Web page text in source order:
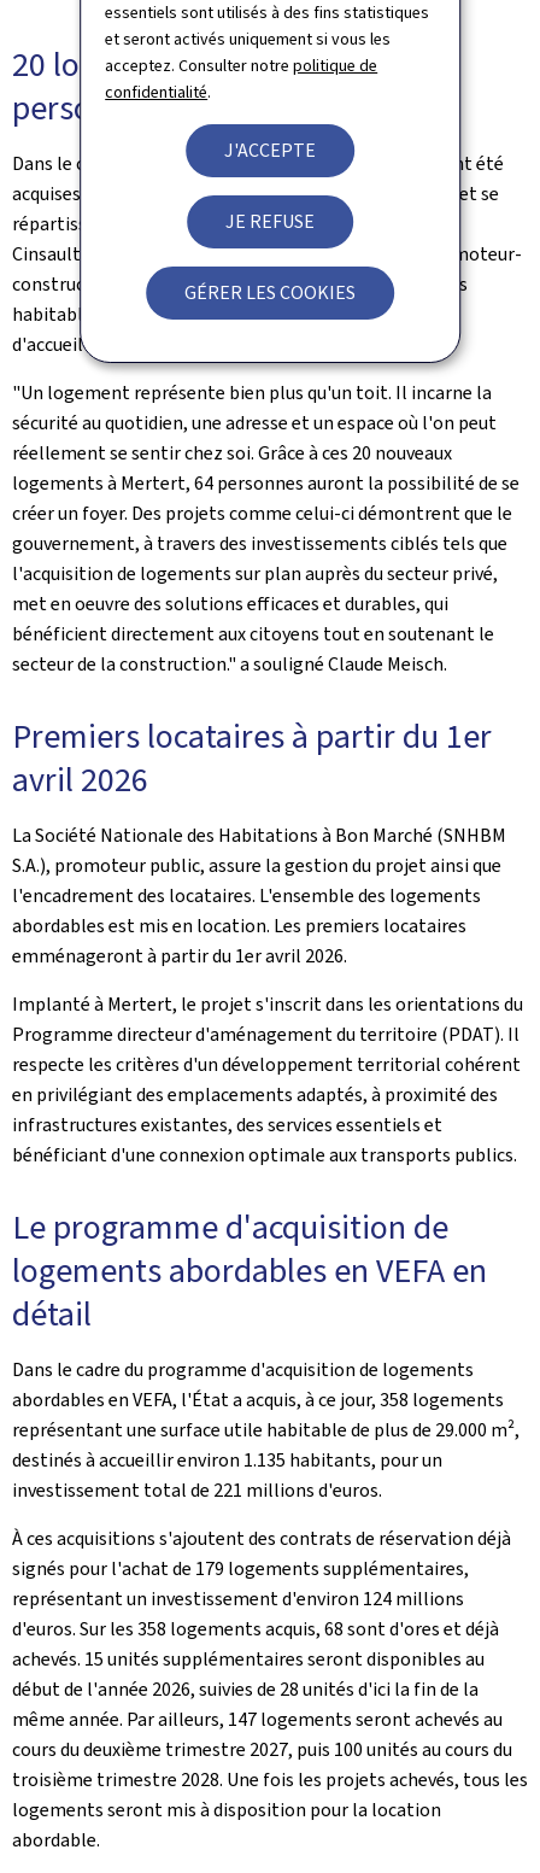
essentiels sont utilisés à des fins statistiques
et seront activés uniquement si vous les
acceptez. Consulter notrepolitique de
confidentialité.
J'ACCEPTE
JE REFUSE
GÉRER LES COOKIES
20 logements pour accueillir 64
personnes
Dans le cadre de ce dispositif, 20 unités de logement ont été
acquises pour un montant total de 12 millions d'euros et se
répartissent entre les résidences Malbec (12 unités) et
Cinsault (8 unités). L'ensemble a été réalisé par le promoteur-
constructeur BPI Real Estate Luxembourg. Les surfaces
habitables varient entre 46 m² et 116 m², permettant
d'accueillir au total 64 personnes.
"Un logement représente bien plus qu'un toit. Il incarne la
sécurité au quotidien, une adresse et un espace où l'on peut
réellement se sentir chez soi. Grâce à ces 20 nouveaux
logements à Mertert, 64 personnes auront la possibilité de se
créer un foyer. Des projets comme celui-ci démontrent que le
gouvernement, à travers des investissements ciblés tels que
l'acquisition de logements sur plan auprès du secteur privé,
met en oeuvre des solutions efficaces et durables, qui
bénéficient directement aux citoyens tout en soutenant le
secteur de la construction." a souligné Claude Meisch.
Premiers locataires à partir du 1er
avril 2026
La Société Nationale des Habitations à Bon Marché (SNHBM
S.A.), promoteur public, assure la gestion du projet ainsi que
l'encadrement des locataires. L'ensemble des logements
abordables est mis en location. Les premiers locataires
emménageront à partir du 1er avril 2026.
Implanté à Mertert, le projet s'inscrit dans les orientations du
Programme directeur d'aménagement du territoire (PDAT). Il
respecte les critères d'un développement territorial cohérent
en privilégiant des emplacements adaptés, à proximité des
infrastructures existantes, des services essentiels et
bénéficiant d'une connexion optimale aux transports publics.
Le programme d'acquisition de
logements abordables en VEFA en
détail
Dans le cadre du programme d'acquisition de logements
abordables en VEFA, l'État a acquis, à ce jour, 358 logements
représentant une surface utile habitable de plus de 29.000 m²,
destinés à accueillir environ 1.135 habitants, pour un
investissement total de 221 millions d'euros.
À ces acquisitions s'ajoutent des contrats de réservation déjà
signés pour l'achat de 179 logements supplémentaires,
représentant un investissement d'environ 124 millions
d'euros. Sur les 358 logements acquis, 68 sont d'ores et déjà
achevés. 15 unités supplémentaires seront disponibles au
début de l'année 2026, suivies de 28 unités d'ici la fin de la
même année. Par ailleurs, 147 logements seront achevés au
cours du deuxième trimestre 2027, puis 100 unités au cours du
troisième trimestre 2028. Une fois les projets achevés, tous les
logements seront mis à disposition pour la location
abordable.